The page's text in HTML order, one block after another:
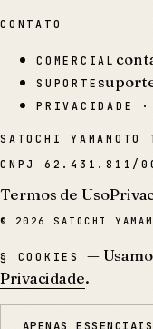
CONTATO
COMERCIAL
SUPORTE
PRIVACIDADE ·
SATOCHI YAMAMOTO
CNPJ 62.431.811/
Termos de Uso
© 2026 SATOCHI
§ COOKIES —
Privacidade.